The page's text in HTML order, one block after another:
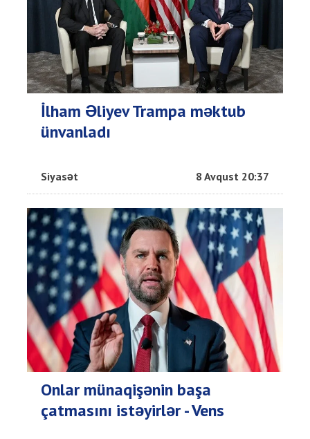
İlham Əliyev Trampa məktub
ünvanladı
Siyasət 8 Avqust 20:37
Onlar münaqişənin başa
çatmasını istəyirlər - Vens